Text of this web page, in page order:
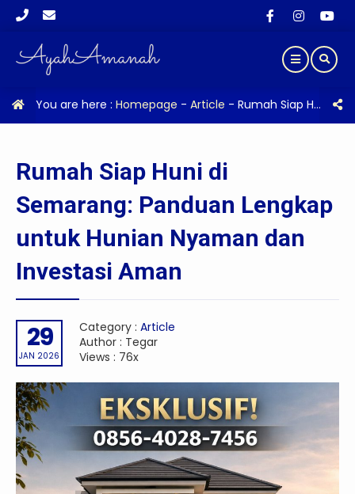
You are here : Homepage - Article - Rumah Siap Huni di Semarang: Panduan Lengkap untuk Hunian Nyaman dan Investasi Aman
Rumah Siap Huni di
Semarang: Panduan Lengkap
untuk Hunian Nyaman dan
Investasi Aman
29
JAN 2026
Category : Article
Author : Tegar
Views : 76x